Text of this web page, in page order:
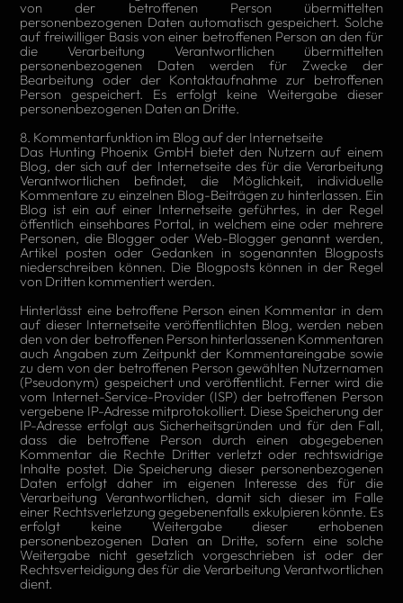
von der betroffenen Person übermittelten
personenbezogenen Daten automatisch gespeichert. Solche
auf freiwilliger Basis von einer betroffenen Person an den für
die Verarbeitung Verantwortlichen übermittelten
personenbezogenen Daten werden für Zwecke der
Bearbeitung oder der Kontaktaufnahme zur betroffenen
Person gespeichert. Es erfolgt keine Weitergabe dieser
personenbezogenen Daten an Dritte.
8. Kommentarfunktion im Blog auf der Internetseite
Das Hunting Phoenix GmbH bietet den Nutzern auf einem
Blog, der sich auf der Internetseite des für die Verarbeitung
Verantwortlichen befindet, die Möglichkeit, individuelle
Kommentare zu einzelnen Blog-Beiträgen zu hinterlassen. Ein
Blog ist ein auf einer Internetseite geführtes, in der Regel
öffentlich einsehbares Portal, in welchem eine oder mehrere
Personen, die Blogger oder Web-Blogger genannt werden,
Artikel posten oder Gedanken in sogenannten Blogposts
niederschreiben können. Die Blogposts können in der Regel
von Dritten kommentiert werden.
Hinterlässt eine betroffene Person einen Kommentar in dem
auf dieser Internetseite veröffentlichten Blog, werden neben
den von der betroffenen Person hinterlassenen Kommentaren
auch Angaben zum Zeitpunkt der Kommentareingabe sowie
zu dem von der betroffenen Person gewählten Nutzernamen
(Pseudonym) gespeichert und veröffentlicht. Ferner wird die
vom Internet-Service-Provider (ISP) der betroffenen Person
vergebene IP-Adresse mitprotokolliert. Diese Speicherung der
IP-Adresse erfolgt aus Sicherheitsgründen und für den Fall,
dass die betroffene Person durch einen abgegebenen
Kommentar die Rechte Dritter verletzt oder rechtswidrige
Inhalte postet. Die Speicherung dieser personenbezogenen
Daten erfolgt daher im eigenen Interesse des für die
Verarbeitung Verantwortlichen, damit sich dieser im Falle
einer Rechtsverletzung gegebenenfalls exkulpieren könnte. Es
erfolgt keine Weitergabe dieser erhobenen
personenbezogenen Daten an Dritte, sofern eine solche
Weitergabe nicht gesetzlich vorgeschrieben ist oder der
Rechtsverteidigung des für die Verarbeitung Verantwortlichen
dient.